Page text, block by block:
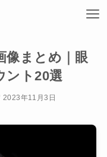
像まとめ｜眼
ント20選
2023年11月3日